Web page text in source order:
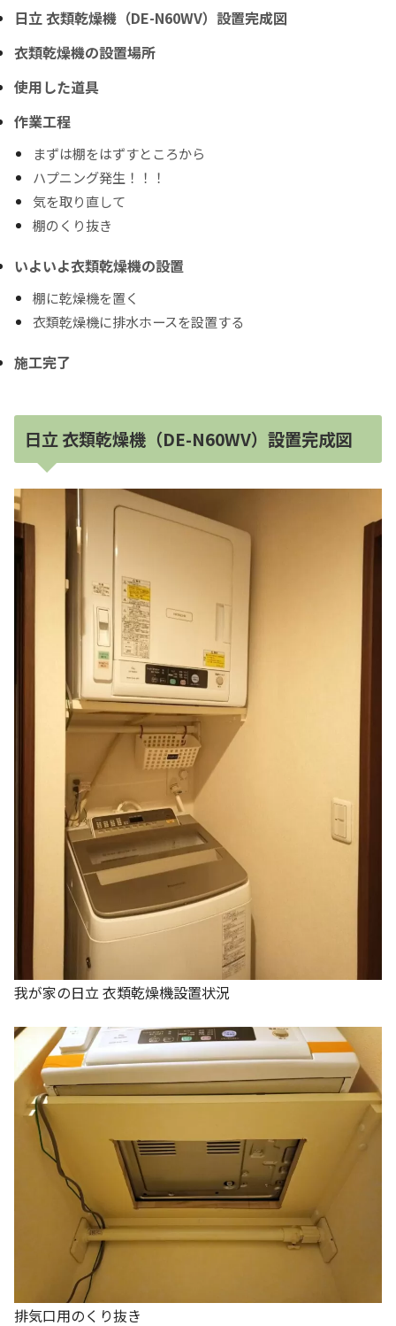
日立 衣類乾燥機（DE-N60WV）設置完成図
衣類乾燥機の設置場所
使用した道具
作業工程
まずは棚をはずすところから
ハプニング発生！！！
気を取り直して
棚のくり抜き
いよいよ衣類乾燥機の設置
棚に乾燥機を置く
衣類乾燥機に排水ホースを設置する
施工完了
日立 衣類乾燥機（DE-N60WV）設置完成図
我が家の日立 衣類乾燥機設置状況
排気口用のくり抜き